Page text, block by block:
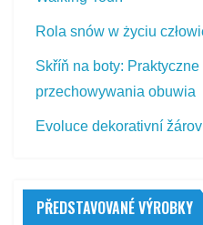
Rola snów w życiu
Skříň na boty:
przechowywania obuwia
Evoluce dekorativní
PŘEDSTAVOVANÉ VÝROBKY